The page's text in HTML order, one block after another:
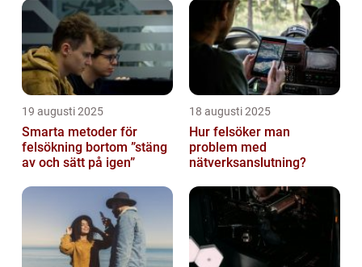
19 augusti 2025
Smarta metoder för
felsökning bortom ”stäng
av och sätt på igen”
18 augusti 2025
Hur felsöker man
problem med
nätverksanslutning?